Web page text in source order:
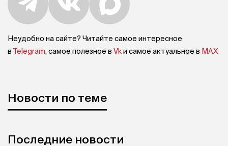
Неудобно на сайте? Читайте самое интересное
в Telegram, самое полезное в Vkи самое актуальное в MAX
Новости по теме
Последние новости